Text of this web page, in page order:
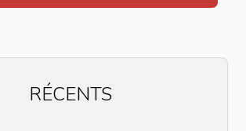
RÉCENTS